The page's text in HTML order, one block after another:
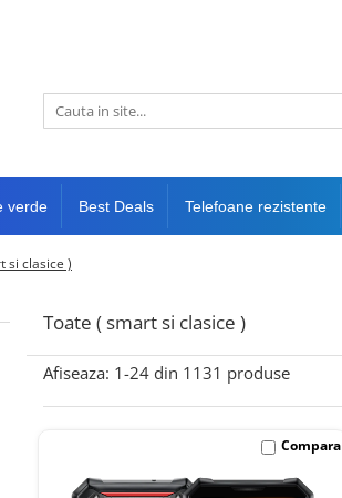
verde Best Deals Telefoane rezistente
si clasice )
Toate ( smart si clasice )
Afiseaza: 1-24 din 1131 produse
Compara